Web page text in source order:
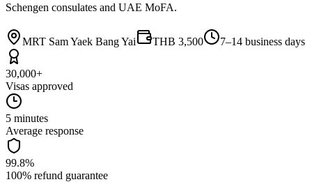
Schengen consulates and UAE MoFA.
MRT Sam Yaek Bang Yai THB 3,500 7–14 business days
30,000+
Visas approved
5 minutes
Average response
99.8%
100% refund guarantee